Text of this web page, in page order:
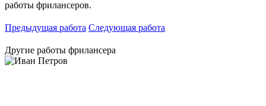
работы фрилансеров.
Предыдущая работа Следующая работа
Другие работы фрилансера